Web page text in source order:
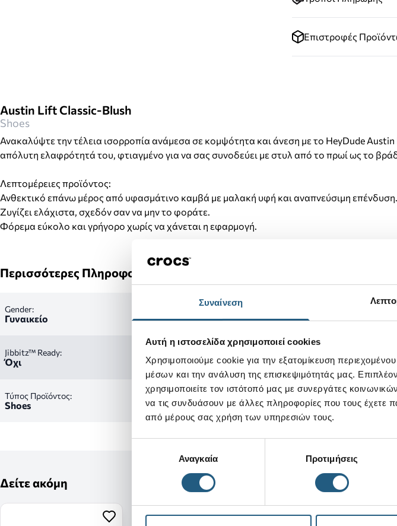
Συναίνεση
Αυτή η ιστοσελίδα χρησιμοποιεί cookies
Χρησιμοποιούμε cookie για την εξατομίκευση
μέσων και την ανάλυση της επισκεψιμότητάς μας.
χρησιμοποιείτε τον ιστότοπό μας με συνεργάτες
να τις συνδυάσουν με άλλες πληροφορίες που τους έχετε
από μέρους σας χρήση των υπηρεσιών τους.
συγκατάθεσηςΑναγκαία Προτιμήσεις
Επιστροφές
Austin Lift Classic-Blush
Shoes
Ανακαλύψτε την τέλεια ισορροπία ανάμεσα σε κομψότητα και άνεση με το HeyDude
απόλυτη ελαφρότητά του, φτιαγμένο για να σας συνοδεύει με στυλ από το πρωί ως το
Λεπτομέρειες προϊόντος:
Ανθεκτικό επάνω μέρος από υφασμάτινο καμβά με μαλακή υφή και αναπνεύσιμη επένδυση.
Ζυγίζει ελάχιστα, σχεδόν σαν να μην το φοράτε.
Φόρεμα εύκολο και γρήγορο χωρίς να χάνεται η εφαρμογή.
Περισσότερες Πληροφορίες
Gender:
Γυναικείο
Jibbitz™ Ready:
Όχι
Τύπος Προϊόντος:
Shoes
Δείτε ακόμη